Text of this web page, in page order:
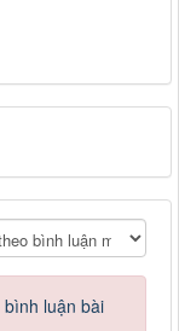
luận bài